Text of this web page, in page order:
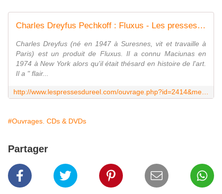
Charles Dreyfus Pechkoff : Fluxus - Les presses du réel (livre)
Charles Dreyfus (né en 1947 à Suresnes, vit et travaille à
Paris) est un produit de Fluxus. Il a connu Maciunas en
1974 à New York alors qu'il était thésard en histoire de l'art.
Il a " flair...
#Ouvrages. CDs & DVDs
Partager